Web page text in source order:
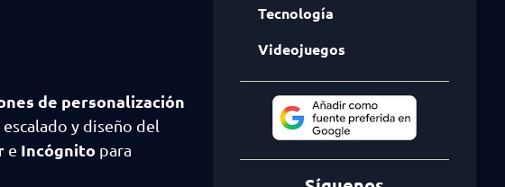
de personalización
escalado y diseño del
e Incógnito para
Tecnología
Videojuegos